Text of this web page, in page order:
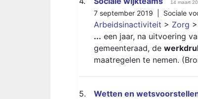
14 maart
7 september 2019 | Sociale
Arbeidsinactiviteit > Zorg >
... een jaar, na uitvoering
gemeenteraad, de
maatregelen te nemen.
5. Wetten en